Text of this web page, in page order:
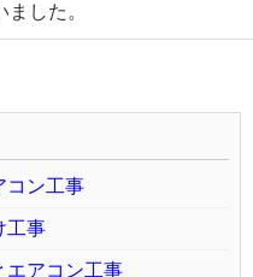
した。
コン工事
工事
エアコン工事